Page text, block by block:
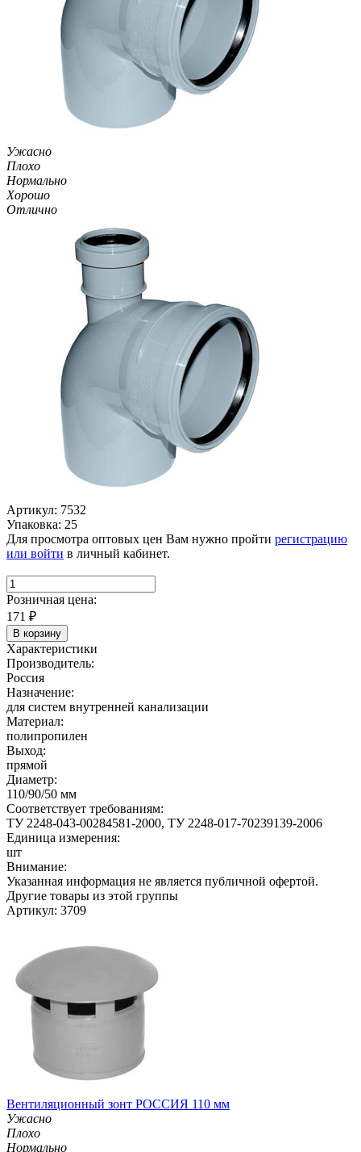
Ужасно
Плохо
Нормально
Хорошо
Отлично
Артикул: 7532
Упаковка: 25
Для просмотра оптовых цен Вам нужно пройти регистрацию
или войти в личный кабинет.
Розничная цена:
171 ₽
В корзину
Характеристики
Производитель:
Россия
Назначение:
для систем внутренней канализации
Материал:
полипропилен
Выход:
прямой
Диаметр:
110/90/50 мм
Соответствует требованиям:
ТУ 2248-043-00284581-2000, ТУ 2248-017-70239139-2006
Единица измерения:
шт
Внимание:
Указанная информация не является публичной офертой.
Другие товары из этой группы
Артикул: 3709
Вентиляционный зонт РОССИЯ 110 мм
Ужасно
Плохо
Нормально